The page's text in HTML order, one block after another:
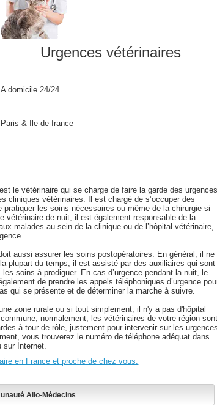
Urgences vétérinaires
A domicile 24/24
Paris & Ile-de-france
le vétérinaire qui se charge de faire la garde des
cliniques vétérinaires. Il est chargé de s’occuper des
pratiquer les soins nécessaires ou même de la chirurgie si
vétérinaire de nuit, il est également responsable de la
malades au sein de la clinique ou de l’hôpital vétérinaire,
aussi assurer les soins postopératoires. En général, il ne
plupart du temps, il est assisté par des auxiliaires qui sont
les soins à prodiguer. En cas d’urgence pendant la nuit, le
de prendre les appels téléphoniques d’urgence
qui se présente et de déterminer la marche à suivre.
zone rurale ou si tout simplement, il n'y a pas d'hôpital
normalement, les vétérinaires de votre région
à tour de rôle, justement pour intervenir sur les
vous trouverez le numéro de téléphone adéquat dans
Internet.
en France et proche de chez vous.
Allo-Médecins